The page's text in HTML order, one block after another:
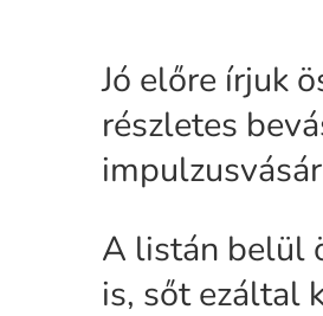
Jó előre írjuk
részletes
A listán belül
is, sőt ezáltal